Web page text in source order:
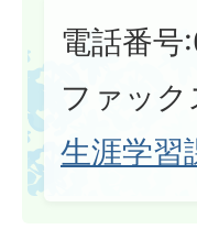
電話番
ファッ
生涯学習